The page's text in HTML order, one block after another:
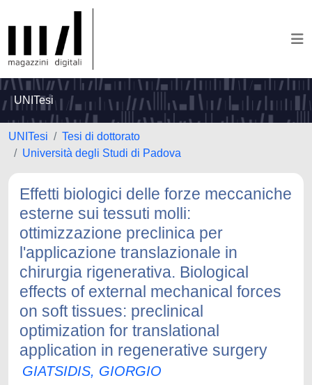
UNITesi
UNITesi
Tesi di dottorato
Università degli Studi di Padova
Effetti biologici delle forze meccaniche
esterne sui tessuti molli:
ottimizzazione preclinica per
l'applicazione translazionale in
chirurgia rigenerativa. Biological
effects of external mechanical forces
on soft tissues: preclinical
optimization for translational
application in regenerative surgery
GIATSIDIS, GIORGIO